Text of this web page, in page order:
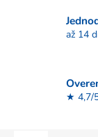
až 14
★ 4,7/